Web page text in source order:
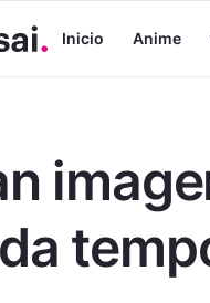
Inicio Anime